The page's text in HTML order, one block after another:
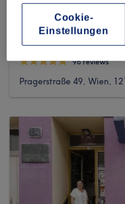
Pani Nails
96 reviews
Pragerstraße 49, Wien,
Cookie-
Einstellungen